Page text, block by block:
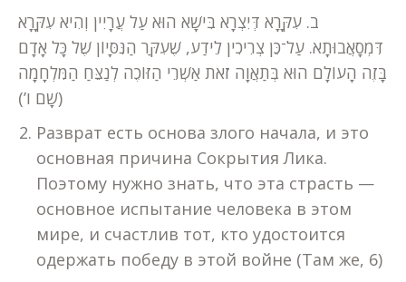
ב. עִקָּרָא דְּיִצְרָא בִּישָׁא הוּא עַל עֲרָיִין וְהִיא עִקָּרָא
דִּמְסָאֲבוּתָא. עַל־כֵּן צְרִיכִין לֵידַע, שֶׁעִקַּר הַנִּסָּיוֹן שֶׁל כָּל אָדָם
בָּזֶה הָעוֹלָם הוּא בְּתַאֲוָה זֹאת אַשְׁרֵי הַזּוֹכֶה לְנַצֵּחַ הַמִּלְחָמָה
(שָׁם ו’)
Разврат есть основа злого начала, и это
основная причина Сокрытия Лика.
Поэтому нужно знать, что эта страсть —
основное испытание человека в этом
мире, и счастлив тот, кто удостоится
одержать победу в этой войне (Там же, 6)